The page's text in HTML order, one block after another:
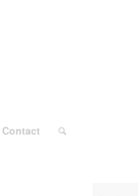
Contact